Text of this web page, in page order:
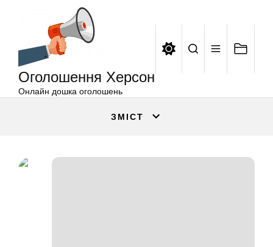
Оголошення Херсон
Онлайн дошка оголошень
ЗМІСТ